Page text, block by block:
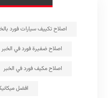
اصلاح تكييف سيارات فورد
اصلاح ضفيرة فورد في الخبر
اصلاح مكيف فورد في الخبر
افضل